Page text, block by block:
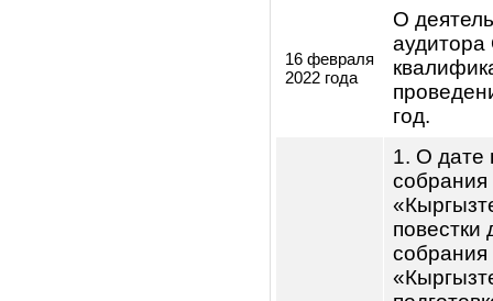
Сабатбекович
2.7.
Эмитента
квартал: